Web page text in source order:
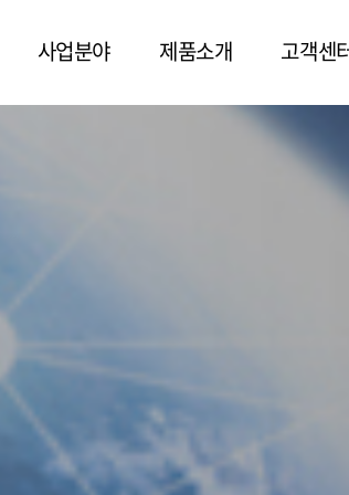
사업분야 제품소개 고객센